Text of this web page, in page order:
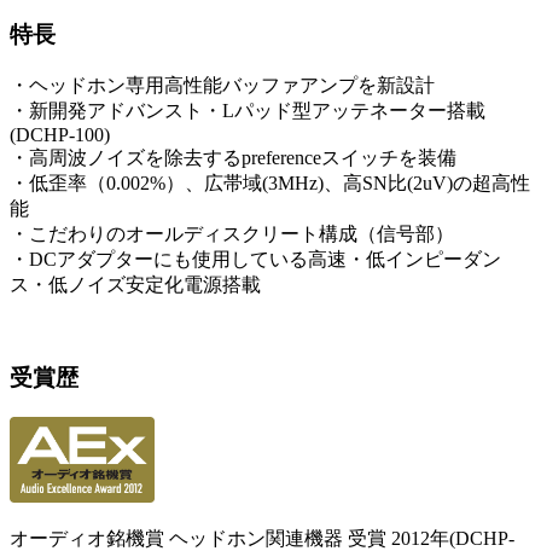
特長
・ヘッドホン専用高性能バッファアンプを新設計
・新開発アドバンスト・Lパッド型アッテネーター搭載
(DCHP-100)
・高周波ノイズを除去するpreferenceスイッチを装備
・低歪率（0.002%）、広帯域(3MHz)、高SN比(2uV)の超高性
能
・こだわりのオールディスクリート構成（信号部）
・DCアダプターにも使用している高速・低インピーダン
ス・低ノイズ安定化電源搭載
受賞歴
オーディオ銘機賞 ヘッドホン関連機器 受賞 2012年(DCHP-